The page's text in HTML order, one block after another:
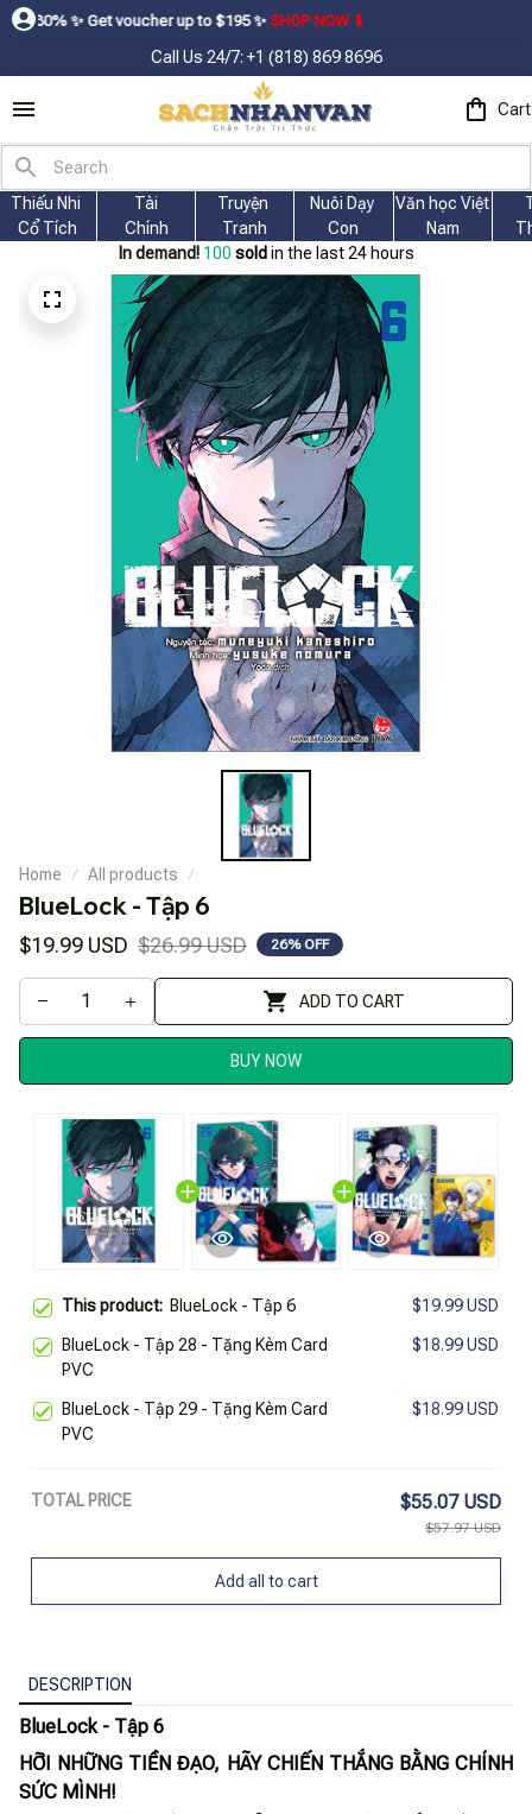
voucher up to $195ㅤ ✨ㅤSHOP NOW ⬇
Call Us 24/7: +1 (818) 869 8696
Cart
Thiếu Nhi
Cổ Tích
Tài
Chính
Truyện
Tranh
Nuôi Dạy
Con
Văn học Việt
Nam
In demand! 103 sold in the last 24 hours
Home All products
BlueLock - Tập 6
$19.99 USD $26.99 USD 26% OFF
ADD TO CART
BUY NOW
This product: BlueLock - Tập 6 $19.99 USD
BlueLock - Tập 28 - Tặng Kèm Card
PVC
$18.99 USD
BlueLock - Tập 29 - Tặng Kèm Card
PVC
$18.99 USD
TOTAL PRICE $55.07 USD
$57.97 USD
Add all to cart
DESCRIPTION
BlueLock - Tập 6
HỠI NHỮNG TIỀN ĐẠO, HÃY CHIẾN THẮNG BẰNG CHÍNH
SỨC MÌNH!